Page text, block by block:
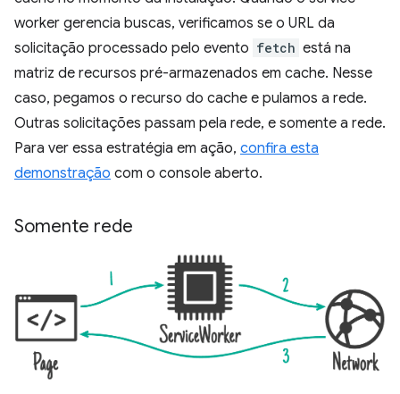
worker gerencia buscas, verificamos se o URL da
solicitação processado pelo evento fetch está na
matriz de recursos pré-armazenados em cache. Nesse
caso, pegamos o recurso do cache e pulamos a rede.
Outras solicitações passam pela rede, e somente a rede.
Para ver essa estratégia em ação, confira esta
demonstração com o console aberto.
Somente rede